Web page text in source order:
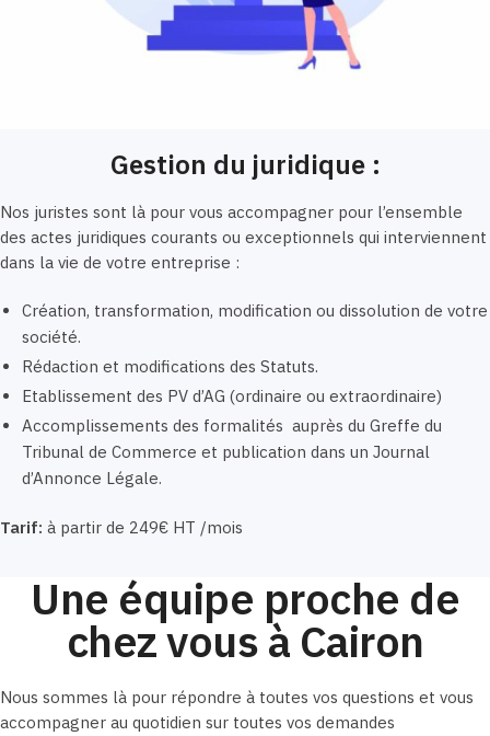
Gestion du juridique :
Nos juristes sont là pour vous accompagner pour l’ensemble
des actes juridiques courants ou exceptionnels qui interviennent
dans la vie de votre entreprise :
Création, transformation, modification ou dissolution de votre
société.
Rédaction et modifications des Statuts.
Etablissement des PV d’AG (ordinaire ou extraordinaire)
Accomplissements des formalités auprès du Greffe du
Tribunal de Commerce et publication dans un Journal
d’Annonce Légale.
Tarif: à partir de 249€ HT /mois
Une équipe proche de
chez vous à Cairon
Nous sommes là pour répondre à toutes vos questions et vous
accompagner au quotidien sur toutes vos demandes